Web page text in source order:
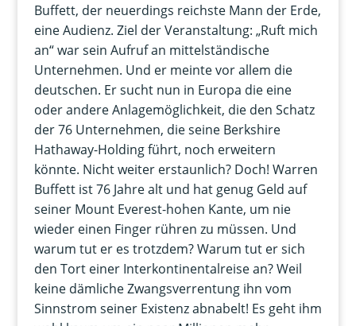
Buffett, der neuerdings reichste Mann der Erde,
eine Audienz. Ziel der Veranstaltung: „Ruft mich
an“ war sein Aufruf an mittelständische
Unternehmen. Und er meinte vor allem die
deutschen. Er sucht nun in Europa die eine
oder andere Anlagemöglichkeit, die den Schatz
der 76 Unternehmen, die seine Berkshire
Hathaway-Holding führt, noch erweitern
könnte. Nicht weiter erstaunlich? Doch! Warren
Buffett ist 76 Jahre alt und hat genug Geld auf
seiner Mount Everest-hohen Kante, um nie
wieder einen Finger rühren zu müssen. Und
warum tut er es trotzdem? Warum tut er sich
den Tort einer Interkontinentalreise an? Weil
keine dämliche Zwangsverrentung ihn vom
Sinnstrom seiner Existenz abnabelt! Es geht ihm